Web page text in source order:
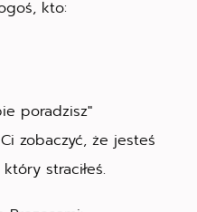
kto:
poradzisz"
zobaczyć, że jesteś
straciłeś.